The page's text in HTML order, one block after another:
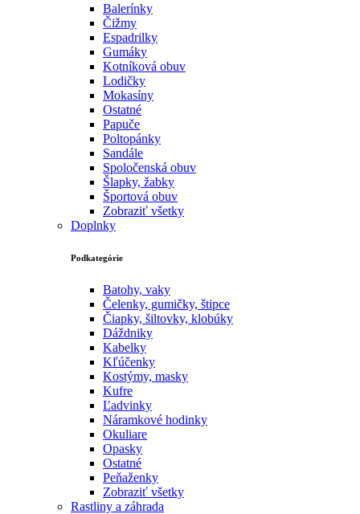
Balerínky
Čižmy
Espadrilky
Gumáky
Kotníková obuv
Lodičky
Mokasíny
Ostatné
Papuče
Poltopánky
Sandále
Spoločenská obuv
Šlapky, žabky
Športová obuv
Zobraziť všetky
Doplnky
Podkategórie
Batohy, vaky
Čelenky, gumičky, štipce
Čiapky, šiltovky, klobúky
Dáždniky
Kabelky
Kľúčenky
Kostýmy, masky
Kufre
Ľadvinky
Náramkové hodinky
Okuliare
Opasky
Ostatné
Peňaženky
Zobraziť všetky
Rastliny a záhrada